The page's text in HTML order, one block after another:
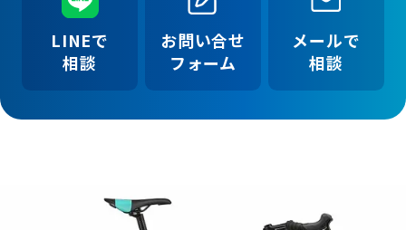
LINEで
相談
お問い合せ
フォーム
メールで
相談